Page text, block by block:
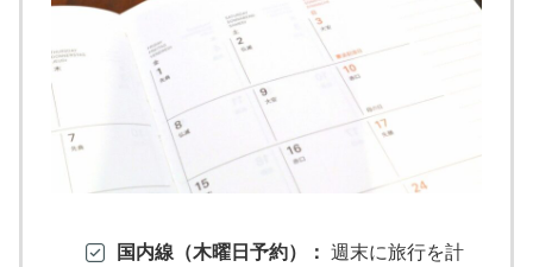
国内線（木曜日予約）： 週末に旅行を計